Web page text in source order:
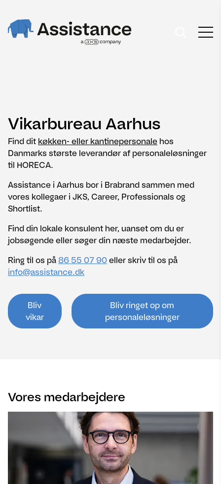
Vikarbureau Aarhus
Find dit køkken- eller kantinepersonale hos
Danmarks største leverandør af personaleløsninger
til HORECA.
Assistance i Aarhus bor i Brabrand sammen med
vores kollegaer i JKS, Career, Professionals og
Shortlist.
Find din lokale konsulent her, uanset om du er
jobsøgende eller søger din næste medarbejder.
Ring til os på 86 55 07 90 eller skriv til os på
info@assistance.dk
Bliv
vikar
Bliv ringet op om
personaleløsninger
Vores medarbejdere